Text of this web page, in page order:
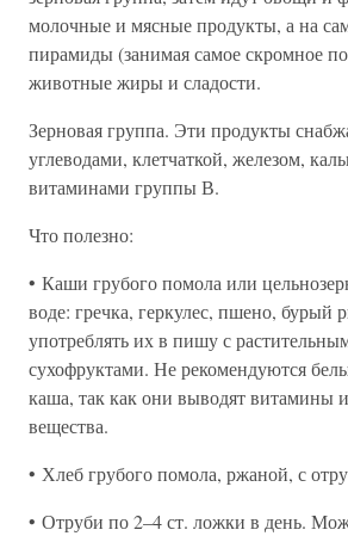
молочные и мясные продукты, а на
пирамиды (занимая самое скромное
животные жиры и сладости.
Зерновая группа. Эти продукты
углеводами, клетчаткой, железом,
витаминами группы В.
Что полезно:
• Каши грубого помола или
воде: гречка, геркулес, пшено,
употреблять их в пишу с
сухофруктами. Не рекомендуются
каша, так как они выводят витамины
вещества.
• Хлеб грубого помола, ржаной, с
• Отруби по 2–4 ст. ложки в день.